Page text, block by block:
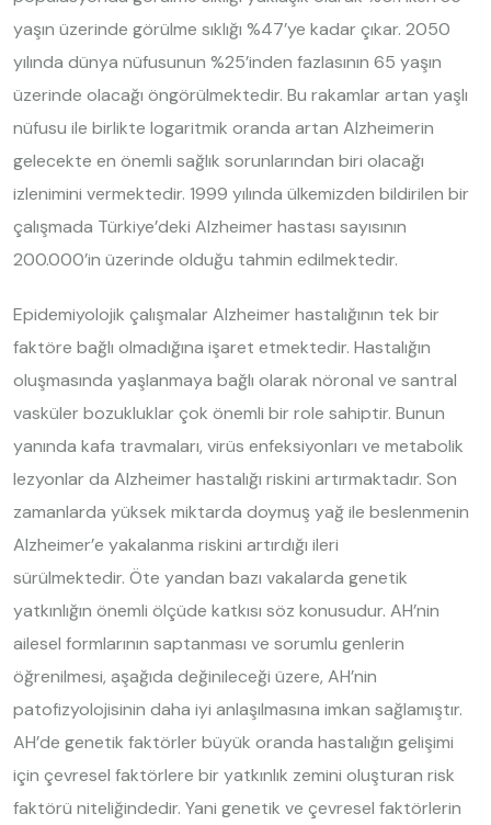
yaşın üzerinde görülme sıklığı %47’ye kadar çıkar. 2050
yılında dünya nüfusunun %25’inden fazlasının 65 yaşın
üzerinde olacağı öngörülmektedir. Bu rakamlar artan yaşlı
nüfusu ile birlikte logaritmik oranda artan Alzheimerin
gelecekte en önemli sağlık sorunlarından biri olacağı
izlenimini vermektedir. 1999 yılında ülkemizden bildirilen bir
çalışmada Türkiye’deki Alzheimer hastası sayısının
200.000’in üzerinde olduğu tahmin edilmektedir.
Epidemiyolojik çalışmalar Alzheimer hastalığının tek bir
faktöre bağlı olmadığına işaret etmektedir. Hastalığın
oluşmasında yaşlanmaya bağlı olarak nöronal ve santral
vasküler bozukluklar çok önemli bir role sahiptir. Bunun
yanında kafa travmaları, virüs enfeksiyonları ve metabolik
lezyonlar da Alzheimer hastalığı riskini artırmaktadır. Son
zamanlarda yüksek miktarda doymuş yağ ile beslenmenin
Alzheimer’e yakalanma riskini artırdığı ileri
sürülmektedir. Öte yandan bazı vakalarda genetik
yatkınlığın önemli ölçüde katkısı söz konusudur. AH’nin
ailesel formlarının saptanması ve sorumlu genlerin
öğrenilmesi, aşağıda değinileceği üzere, AH’nin
patofizyolojisinin daha iyi anlaşılmasına imkan sağlamıştır.
AH’de genetik faktörler büyük oranda hastalığın gelişimi
için çevresel faktörlere bir yatkınlık zemini oluşturan risk
faktörü niteliğindedir. Yani genetik ve çevresel faktörlerin